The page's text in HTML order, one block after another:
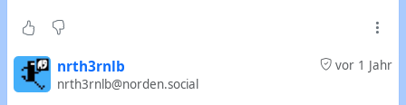
vor 1 Jahr
nrth3rnlb
nrth3rnlb@norden.social